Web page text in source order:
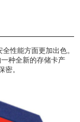
性能方面更加出色。
种全新的存储卡产
密。